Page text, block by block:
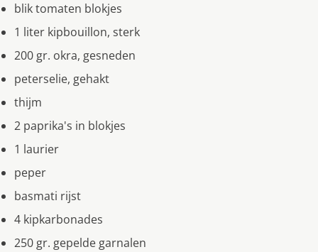
blik tomaten blokjes
1 liter kipbouillon, sterk
200 gr. okra, gesneden
peterselie, gehakt
thijm
2 paprika's in blokjes
1 laurier
peper
basmati rijst
4 kipkarbonades
250 gr. gepelde garnalen